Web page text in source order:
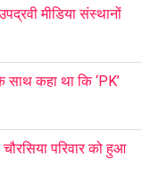
मीडिया संस्थानों
साथ कहा था कि ‘PK’
परिवार को हुआ